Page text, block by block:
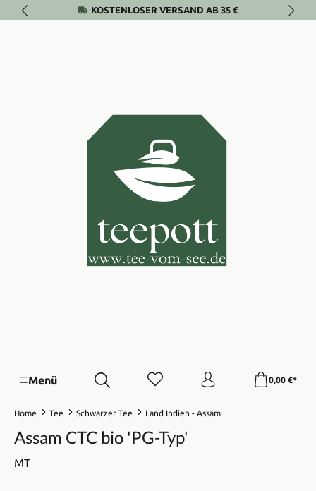
Zum Hauptinhalt springenKOSTENLOSER VERSAND AB 35 €
Menü 0,00 €*
Home Tee Schwarzer Tee Land Indien - Assam
Assam CTC bio 'PG-Typ'
MT